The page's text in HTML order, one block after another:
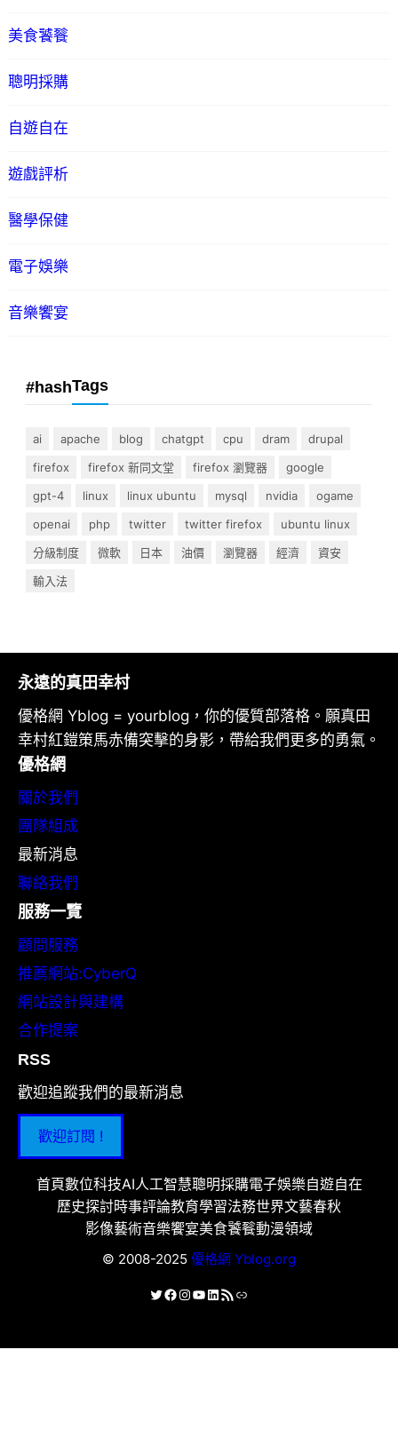
美食饕餮
聰明採購
自遊自在
遊戲評析
醫學保健
電子娛樂
音樂饗宴
#hashTags
ai apache blog chatgpt cpu dram
drupal
firefox
firefox 新同文堂 firefox 瀏覽器
google
gpt-4
linux linux ubuntu mysql nvidia
ogame
openai
php twitter twitter firefox
ubuntu linux
分級制度
微軟 日本 油價 瀏覽器 經濟
資安
輸入法
永遠的真田幸村
優格網 Yblog = yourblog，你的優質部落格。願真田
幸村紅鎧策馬赤備突擊的身影，帶給我們更多的勇氣。
優格網
關於我們
團隊組成
最新消息
聯絡我們
服務一覽
顧問服務
推薦網站:CyberQ
網站設計與建構
合作提案
RSS
歡迎追蹤我們的最新消息
歡迎訂閱 !
首頁數位科技AI人工智慧聰明採購電子娛樂自遊自在
歷史探討時事評論教育學習法務世界文藝春秋
影像藝術音樂饗宴美食饕餮動漫領域
© 2008-2025 優格網 Yblog.org
X Facebook
Instagram
YouTube
LinkedIn
RSS 資訊提供連結